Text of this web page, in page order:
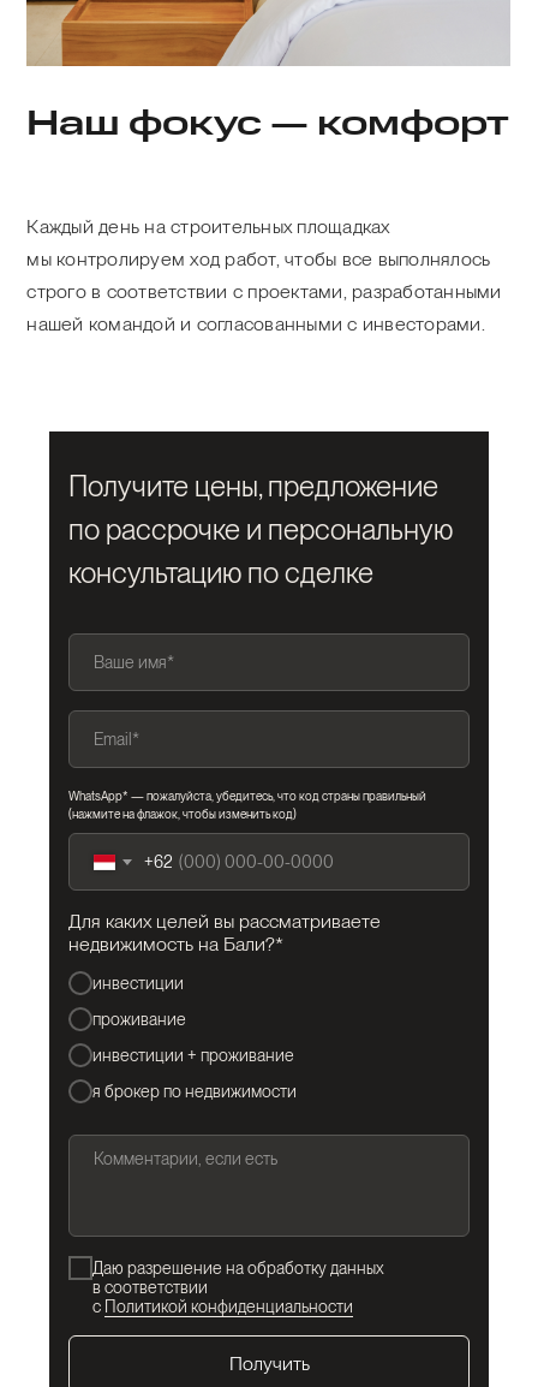
Каждый день на строительных площадках
мы контролируем ход работ, чтобы все выполнялось
строго в соответствии с проектами, разработанными
нашей командой и согласованными с инвесторами.
Наш фокус — комфорт
Получите цены, предложение
по рассрочке и персональную
консультацию по сделке
WhatsApp* — пожалуйста, убедитесь, что код страны правильный
(нажмите на флажок, чтобы изменить код)
+62
Для каких целей вы рассматриваете
недвижимость на Бали?*
инвестиции
проживание
инвестиции + проживание
я брокер по недвижимости
Даю разрешение на обработку данных
в соответствии
с Политикой конфиденциальности
Получить